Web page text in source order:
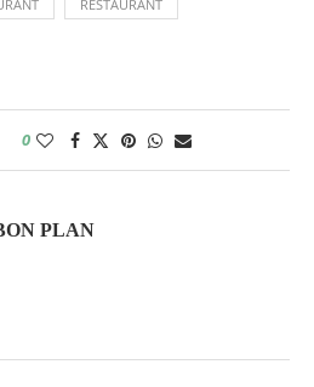
RESTAURANT
0
PLAN